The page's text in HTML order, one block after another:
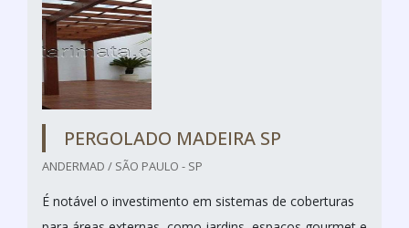
PERGOLADO MADEIRA SP
ANDERMAD / SÃO PAULO - SP
É notável o investimento em sistemas de coberturas